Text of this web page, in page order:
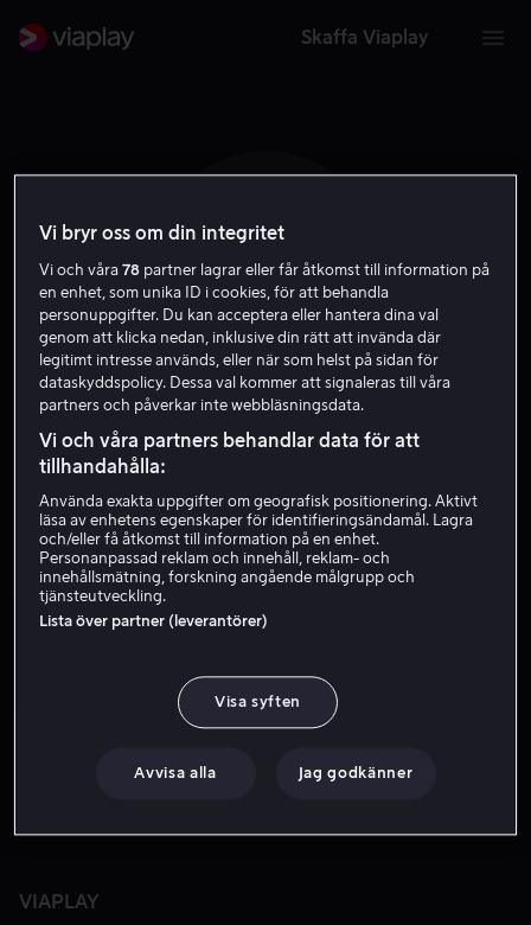
Skaffa Viaplay
A G
Adam Gnegne
VIAPLAY
Vi bryr oss om din integritet
Vi och våra78 partner lagrar eller får åtkomst till information på
en enhet, som unika ID i cookies, för att behandla
personuppgifter. Du kan acceptera eller hantera dina val
genom att klicka nedan, inklusive din rätt att invända där
legitimt intresse används, eller när som helst på sidan för
dataskyddspolicy. Dessa val kommer att signaleras till våra
partners och påverkar inte webbläsningsdata.
Vi och våra partners behandlar data för att
tillhandahålla:
Använda exakta uppgifter om geografisk positionering. Aktivt
läsa av enhetens egenskaper för identifieringsändamål. Lagra
och/eller få åtkomst till information på en enhet.
Personanpassad reklam och innehåll, reklam- och
innehållsmätning, forskning angående målgrupp och
tjänsteutveckling.
Lista över partner (leverantörer)
Visa syften
Avvisa alla Jag godkänner